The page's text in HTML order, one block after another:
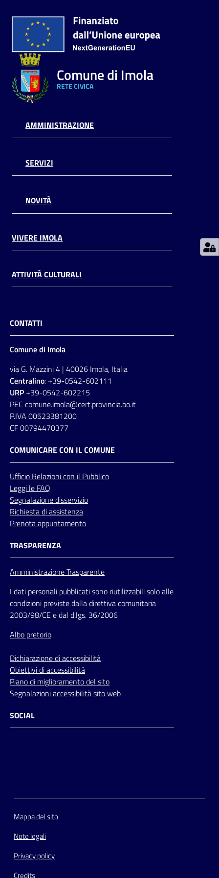
PNRR
Servizi
on-
line
Seguici
su
Comune di Imola
RETE CIVICA
AMMINISTRAZIONE
SERVIZI
NOVITÀ
VIVERE IMOLA
ATTIVITÀ CULTURALI
CONTATTI
Comune di Imola
via G. Mazzini 4 | 40026 Imola, Italia
Centralino: +39-0542-602111
URP +39-0542-602215
PEC comune.imola@cert.provincia.bo.it
P.IVA 00523381200
CF 00794470377
COMUNICARE CON IL COMUNE
Ufficio Relazionicon il Pubblico
Leggi le FAQ
Segnalazione disservizio
Richiesta di assistenza
Prenota appuntamento
TRASPARENZA
Amministrazione Trasparente
I dati personali pubblicati sono riutilizzabili solo alle
condizioni previste dalla direttiva comunitaria
2003/98/CE e dal d.lgs. 36/2006
Albo pretorio
Dichiarazione di accessibilità
Obiettivi di accessibilità
Piano di miglioramento del sito
Segnalazioni accessibilità sito web
SOCIAL
Mappa del sito
Note legali
Privacy policy
Credits